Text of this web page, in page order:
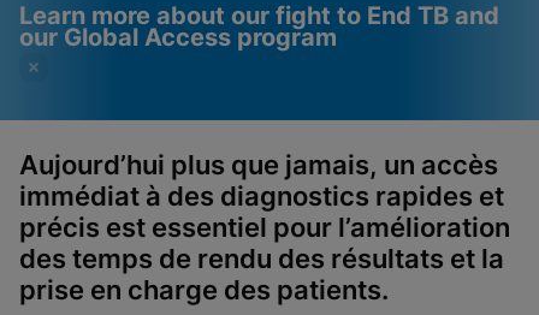
Learn more about our fight to End TB and
our Global Access program
Videos require that
Functional Cookies be
enabled
Please note: Enabling Functional
Cookies will update this settings for all
Functional Cookies
Enabled
View & Update your Cookie Settings
View Privacy Policy
Aujourd’hui plus que jamais, un accès
immédiat à des diagnostics rapides et
précis est essentiel pour l’amélioration
des temps de rendu des résultats et la
prise en charge des patients.